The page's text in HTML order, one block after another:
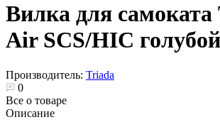
Вилка для
Air SCS/HIC голубой
Производитель: Triada
0
Все о товаре
Описание